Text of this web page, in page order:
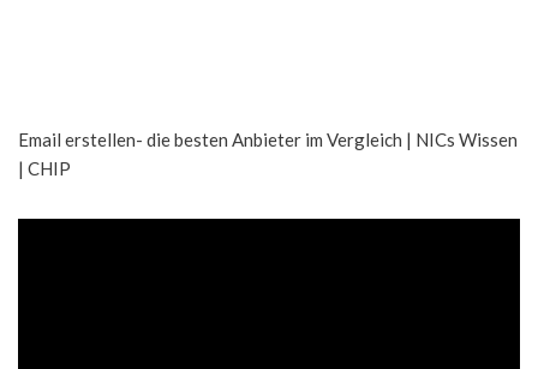
Email erstellen- die besten Anbieter im Vergleich | NICs Wissen
| CHIP